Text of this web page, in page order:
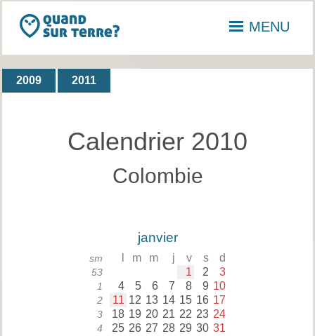
MENU
2009 2011
Calendrier 2010
Colombie
janvier
sm m m j v s d
53 1 2 3
1 4 5 6 7 8 9 10
2 11 12 13 14 15 16 17
3 18 19 20 21 22 23 24
4 25 26 27 28 29 30 31